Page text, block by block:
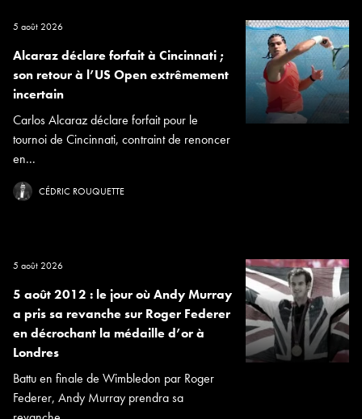
5 août 2026
Alcaraz déclare forfait à Cincinnati ;
son retour à l’US Open extrêmement
incertain
Carlos Alcaraz déclare forfait pour le
tournoi de Cincinnati, contraint de renoncer
en...
CÉDRIC ROUQUETTE
5 août 2026
5 août 2012 : le jour où Andy Murray
a pris sa revanche sur Roger Federer
en décrochant la médaille d’or à
Londres
Battu en finale de Wimbledon par Roger
Federer, Andy Murray prendra sa